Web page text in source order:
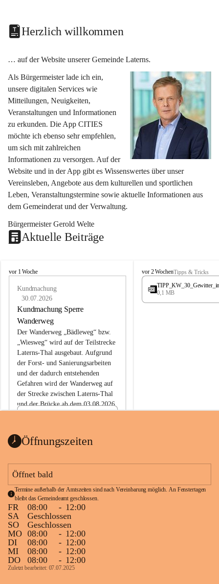
Herzlich willkommen
… auf der Website unserer Gemeinde Laterns.
Als Bürgermeister lade ich ein,
unsere digitalen Services wie
Mitteilungen, Neuigkeiten,
Veranstaltungen und Informationen
zu erkunden. Die App CITIES
möchte ich ebenso sehr empfehlen,
um sich mit zahlreichen
Informationen zu versorgen. Auf der
Website und in der App gibt es Wissenswertes über unser
Vereinsleben, Angebote aus dem kulturellen und sportlichen
Leben, Veranstaltungstermine sowie aktuelle Informationen aus
dem Gemeinderat und der Verwaltung.
Bürgermeister Gerold Welte
Aktuelle Beiträge
L
vor 1 Woche
Kundmachung
30.07.2026
Kundmachung Sperre
Wanderweg
Der Wanderweg „Bädleweg“ bzw.
„Wiesweg“ wird auf der Teilstrecke
Laterns-Thal ausgebaut. Aufgrund
der Forst- und Sanierungsarbeiten
und der dadurch entstehenden
Gefahren wird der Wanderweg auf
der Strecke zwischen Laterns-Thal
und der Brücke ab dem 03.08.2026
ht
1 Seite•0,1 MB
L
a
e
vor 2 WochenTipps & Tricks
0,1 MB
Öffnungszeiten
Öffnet bald
Termine außerhalb der Amtszeiten sind nach Vereinbarung möglich. An Fenstertagen
bleibt das Gemeindeamt geschlossen.
FR 08:00 - 12:00
SA
Geschlossen
SO
Geschlossen
MO 08:00 - 12:00
DI
08:00 - 12:00
MI
08:00 - 12:00
DO
08:00 - 12:00
Zuletzt bearbeitet: 07.07.2025